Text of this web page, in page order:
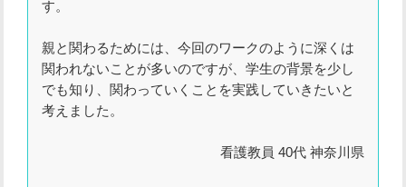
す。
親と関わるためには、今回のワークのように深くは
関われないことが多いのですが、学生の背景を少し
でも知り、関わっていくことを実践していきたいと
考えました。
看護教員 40代 神奈川県